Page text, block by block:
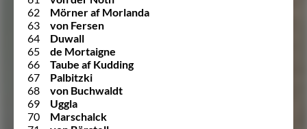
62
Mörner af Morlanda
63
von Fersen
64
Duwall
65
de Mortaigne
66
Taube af Kudding
67
Palbitzki
68
von Buchwaldt
69
Uggla
70
Marschalck